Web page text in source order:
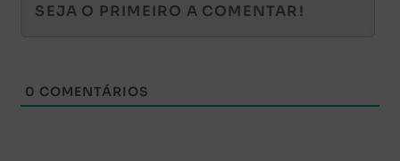
0 COMENTÁRIOS